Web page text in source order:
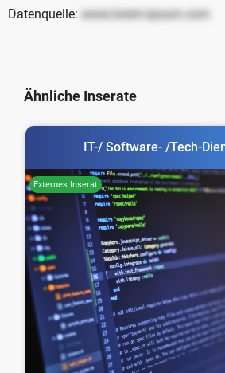
Datenquelle: www.lorem-ipsum.com
Ähnliche Inserate
IT-/ Software- /Tech-